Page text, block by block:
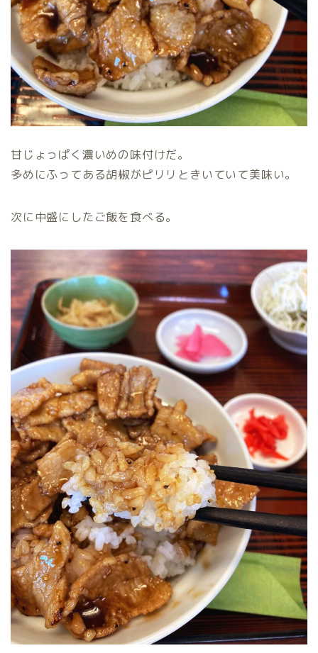
甘じょっぱく濃いめの味付けだ。
多めにふってある胡椒がピリリときいていて美味い。
次に中盛にしたご飯を食べる。